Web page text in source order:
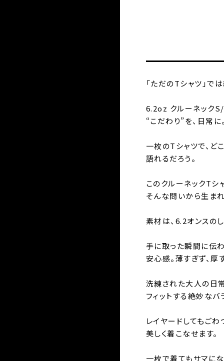
「ただのTシャツ」で
6.2oz クルーネック
“こだわり”を、日常に
一枚のTシャツで、ど
語れるだろう。
このクルーネックTシ
そんな問いから生ま
素材は、6.2オンスの
手に取った瞬間に伝
安心感。薄すぎず、厚
洗練された大人の日
フィットする絶妙なバ
レイヤードしてもごわ
美しく着こなせます。
一枚で着てもサマにな